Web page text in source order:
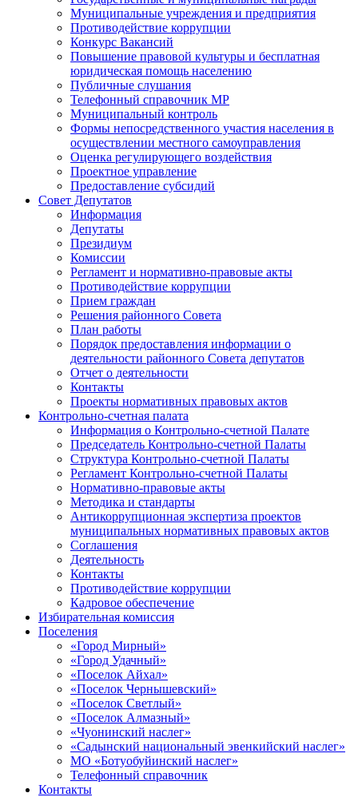
Муниципальные учреждения и предприятия
Противодействие коррупции
Конкурс Вакансий
Повышение правовой культуры и бесплатная
юридическая помощь населению
Публичные слушания
Телефонный справочник МР
Муниципальный контроль
Формы непосредственного участия населения в
осуществлении местного самоуправления
Оценка регулирующего воздействия
Проектное управление
Предоставление субсидий
Совет Депутатов
Информация
Депутаты
Президиум
Комиссии
Регламент и нормативно-правовые акты
Противодействие коррупции
Прием граждан
Решения районного Совета
План работы
Порядок предоставления информации о
деятельности районного Совета депутатов
Отчет о деятельности
Контакты
Проекты нормативных правовых актов
Контрольно-счетная палата
Информация о Контрольно-счетной Палате
Председатель Контрольно-счетной Палаты
Структура Контрольно-счетной Палаты
Регламент Контрольно-счетной Палаты
Нормативно-правовые акты
Методика и стандарты
Антикоррупционная экспертиза проектов
муниципальных нормативных правовых актов
Соглашения
Деятельность
Контакты
Противодействие коррупции
Кадровое обеспечение
Избирательная комиссия
Поселения
«Город Мирный»
«Город Удачный»
«Поселок Айхал»
«Поселок Чернышевский»
«Поселок Светлый»
«Поселок Алмазный»
«Чуонинский наслег»
«Садынский национальный эвенкийский наслег»
МО «Ботуобуйинский наслег»
Телефонный справочник
Контакты